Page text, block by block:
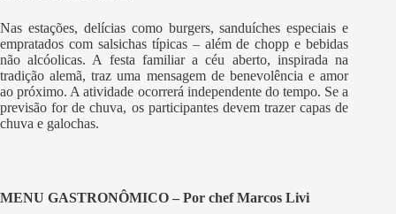
Nas estações, delícias como burgers, sanduíches especiais e
empratados com salsichas típicas – além de chopp e bebidas
não alcóolicas. A festa familiar a céu aberto, inspirada na
tradição alemã, traz uma mensagem de benevolência e amor
ao próximo. A atividade ocorrerá independente do tempo. Se a
previsão for de chuva, os participantes devem trazer capas de
chuva e galochas.
MENU GASTRONÔMICO – Por chef Marcos Livi